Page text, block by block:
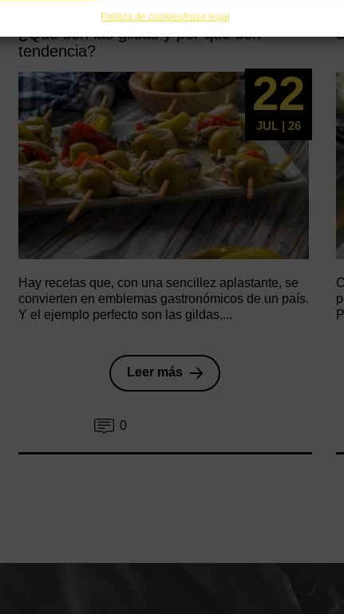
Política de cookiesAviso legal
¿Qué son las gildas y por qué son
tendencia?
22
JUL | 26
Hay recetas que, con una sencillez aplastante, se
convierten en emblemas gastronómicos de un país.
Y el ejemplo perfecto son las gildas,...
Leer más
0